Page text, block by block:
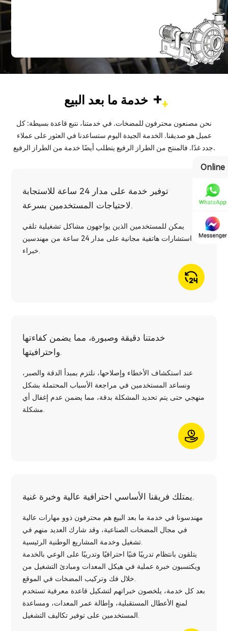
Online
خدمة ما بعد البيع +
نحن مصنعون محترفون للمضخات. في خدمتنا، نتبع قاعدة بسيطة: كل
عميل هو صديقنا. الخدمة الجيدة اليوم ستساعدنا في العثور على عملاء
جدد غدًا. فالمنتج من الطراز الرفيع يتطلب أيضًا خدمة من الطراز الرفيع.
توفير خدمة على مدار 24 ساعة للاستجابة
لاحتياجات المستخدمين بسرعة.
يمكن للمستخدمين الذين يواجهون مشاكل تشغيلية تلقي
استشارات هاتفية مجانية على مدار 24 ساعة من مهندسين
خدمتنا دقيقة وصبورة، مما يضمن كفاءتها
واحترافيتها.
عند استكشاف الأخطاء وإصلاحها، نلتزم بمبدأ الدقة والصبر،
ونساعد المستخدمين في مراجعة الأسباب المحتملة بشكل
منهجي حتى يتم تحديد المشكلة بدقة، مما يضمن عدم إغفال أي
يمتلك فريقنا الأساسي احترافية عالية وخبرة غنية.
مهندسونا في خدمة ما بعد البيع هم محترفون ذوو مهارات عالية
في مجال المضخات الصناعية، وقد شارك العديد منهم في
يتلقون بانتظام تدريبًا فنيًا احترافيًا وتدريبًا على الوعي بالخدمة
ويكتسبون خبرة عملية في هيكل المعدات ومبادئ التشغيل من
بعد كل خدمة، يلخصون خبراتهم لتشكيل قاعدة معرفية تستخدم
لمنع الأعطال المستقبلية، وإطالة عمر المعدات، ومساعدة